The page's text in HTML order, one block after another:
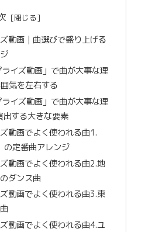
動画｜曲選びで盛り上げる
ライズ動画」で曲が大事な理
気を左右する
ライズ動画」で曲が大事な理
出する大きな要素
動画でよく使われる曲1.
の定番曲アレンジ
動画でよく使われる曲2.地
ダンス曲
動画でよく使われる曲3.東
動画でよく使われる曲4.ユ